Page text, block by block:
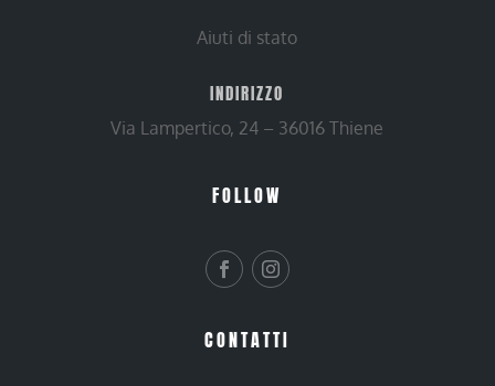
Aiuti di stato
INDIRIZZO
Via Lampertico, 24 – 36016 Thiene
FOLLOW
CONTATTI